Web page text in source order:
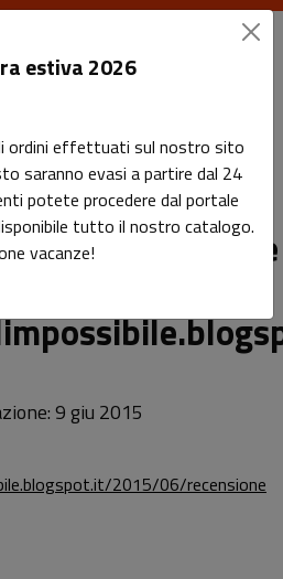
"La magia dei libri" su
al
9 giu 2015
2015/06/recensione
estiva 2026
ordini effettuati sul nostro sito
saranno evasi a partire dal 24
potete procedere dal portale
tutto il nostro catalogo.
vacanze!